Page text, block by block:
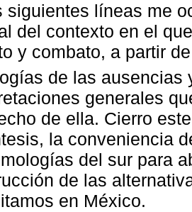
siguientes líneas me
del contexto en el
y combato, a partir
de las ausencias
generales
de ella. Cierro
la conveniencia
del sur para
de las
en México.